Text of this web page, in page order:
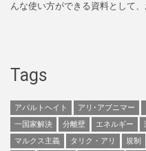
んな使い方ができる資料として
Tags
アパルトヘイト アリ･アブニマー
一国家解決
分離壁 エネルギー
マルクス主義
タリク・アリ 規制